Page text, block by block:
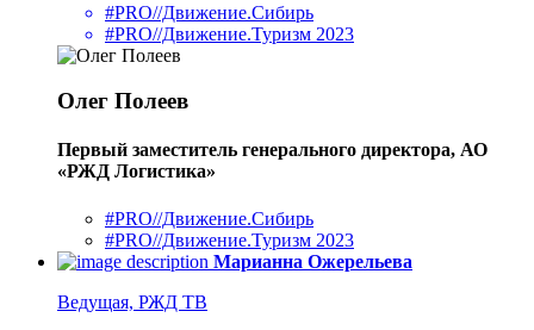
#PRO//Движение.Сибирь
#PRO//Движение.Туризм 2023
Олег Полеев
Первый заместитель генерального директора, АО
«РЖД Логистика»
#PRO//Движение.Сибирь
#PRO//Движение.Туризм 2023
Марианна Ожерельева
Ведущая, РЖД ТВ